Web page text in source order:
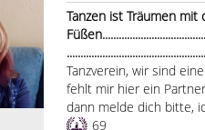
Tanzen ist Träumen mit
Tanzverein, wir sind
fehlt mir hier ein
dann melde dich bitte,
69